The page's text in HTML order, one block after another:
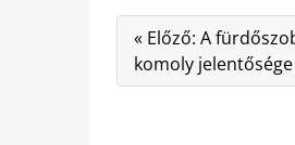
« Előző: A
komoly jelentősége